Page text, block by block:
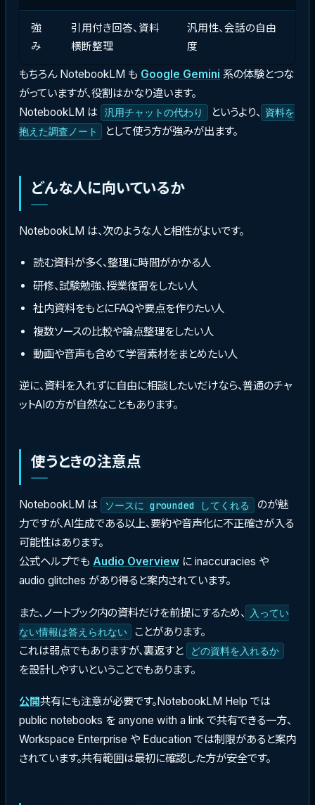
強
み
引用付き回答、資料
横断整理
汎用性、会話の自由
度
もちろん NotebookLM も Google Gemini 系の体験とつな
がっていますが、役割はかなり違います。
NotebookLM は
汎用チャットの代わり というより、 資料を
抱えた調査ノート
として使う方が強みが出ます。
どんな人に向いているか
NotebookLM は、次のような人と相性がよいです。
読む資料が多く、整理に時間がかかる人
研修、試験勉強、授業復習をしたい人
社内資料をもとにFAQや要点を作りたい人
複数ソースの比較や論点整理をしたい人
動画や音声も含めて学習素材をまとめたい人
逆に、資料を入れずに自由に相談したいだけなら、普通のチャ
ットAIの方が自然なこともあります。
使うときの注意点
NotebookLM は ソースに grounded してくれる
のが魅
力ですが、AI生成である以上、要約や音声化に不正確さが入る
可能性はあります。
公式ヘルプでも Audio Overview に inaccuracies や
audio glitches があり得ると案内されています。
また、ノートブック内の資料だけを前提にするため、
入ってい
ない情報は答えられない
ことがあります。
これは弱点でもありますが、裏返すと
どの資料を入れるか
を設計しやすいということでもあります。
公開共有にも注意が必要です。NotebookLM Help では
public notebooks を anyone with a link で共有できる一方、
Workspace Enterprise や Education では制限があると案内
されています。共有範囲は最初に確認した方が安全です。